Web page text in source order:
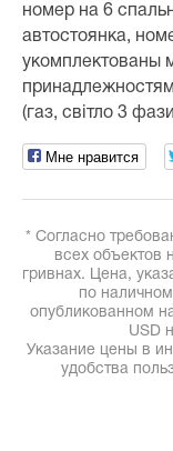
номер на 6
автостоянка,
укомплектованы
(газ, світло 3
Мне нравится
* Согласно
всех объектов
гривнах. Цена,
по
опубликованном
USD
Указание цены в
удобства